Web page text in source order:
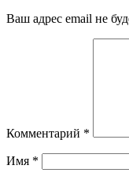
Ваш адрес email не
Комментарий *
Имя *